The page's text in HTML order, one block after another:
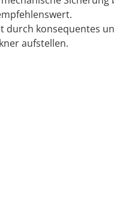
durch konsequentes
aufstellen.